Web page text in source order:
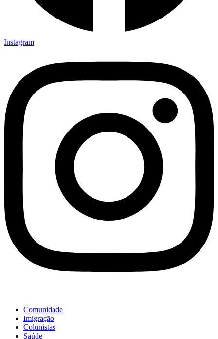
Instagram
Comunidade
Imigração
Colunistas
Saúde